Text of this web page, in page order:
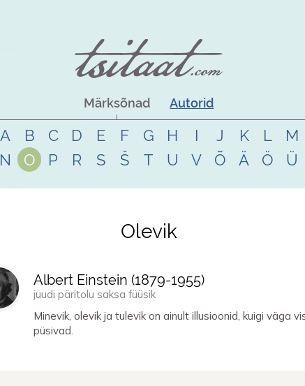
Märksõnad Autorid
A B C D E F G H I J K L
M
N
O P R S Š T U V Õ Ä Ö Ü
Olevik
Albert Einstein (1879-1955)
juudi päritolu saksa füüsik
Minevik, olevik ja tulevik on ainult illusioonid, kuigi väga
püsivad.